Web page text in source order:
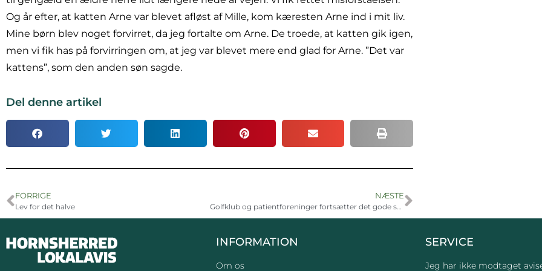
Og år efter, at katten Arne var blevet afløst af Mille, kom kæresten Arne ind i mit liv.
Mine børn blev noget forvirret, da jeg fortalte om Arne. De troede, at katten gik igen,
men vi fik has på forvirringen om, at jeg var blevet mere end glad for Arne. ”Det var
kattens”, som den anden søn sagde.
Del denne artikel
FORRIGE
Lev for det halve
NÆSTE
Golfklub og patientforeninger fortsætter det gode samarbejde
INFORMATION
Om os
SERVICE
Jeg har ikke modtaget